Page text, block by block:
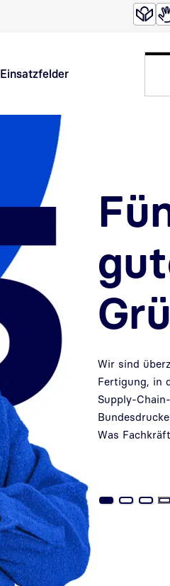
Einsatzfelder
Wir sind
Fertigung, in
Supply-
Was